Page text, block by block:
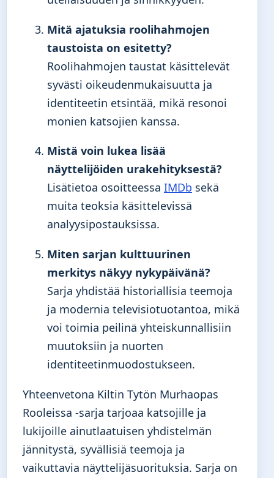
Mitä ajatuksia roolihahmojen
taustoista on esitetty?
Roolihahmojen taustat käsittelevät
syvästi oikeudenmukaisuutta ja
identiteetin etsintää, mikä resonoi
monien katsojien kanssa.
Mistä voin lukea lisää
näyttelijöiden urakehityksestä?
Lisätietoa osoitteessa IMDb sekä
muita teoksia käsittelevissä
analyysipostauksissa.
Miten sarjan kulttuurinen
merkitys näkyy nykypäivänä?
Sarja yhdistää historiallisia teemoja
ja modernia televisiotuotantoa, mikä
voi toimia peilinä yhteiskunnallisiin
muutoksiin ja nuorten
identiteetinmuodostukseen.
Yhteenvetona Kiltin Tytön Murhaopas
Rooleissa -sarja tarjoaa katsojille ja
lukijoille ainutlaatuisen yhdistelmän
jännitystä, syvällisiä teemoja ja
vaikuttavia näyttelijäsuorituksia. Sarja on